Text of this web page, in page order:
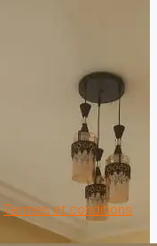
Termes et conditions